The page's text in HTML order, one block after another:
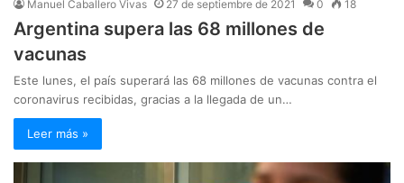
Manuel Caballero Vivas 27 de septiembre de 2021 0 18
Argentina supera las 68 millones de
vacunas
Este lunes, el país superará las 68 millones de vacunas contra el
coronavirus recibidas, gracias a la llegada de un…
Leer más »